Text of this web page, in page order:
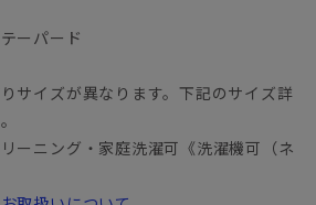
ーパード
サイズが異なります。下記のサイズ詳
ーニング・家庭洗濯可《洗濯機可（ネ